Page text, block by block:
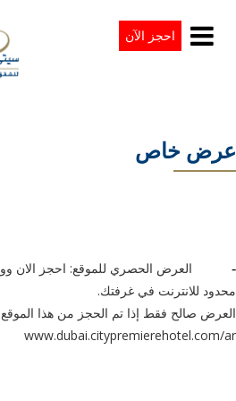
احجز الآن
عرض خاص
-
محدود للانترنت في غرفتك.
العرض صالح فقط إذا تم الحجز من هذا الموقع
www.dubai.citypremierehotel.com/ar